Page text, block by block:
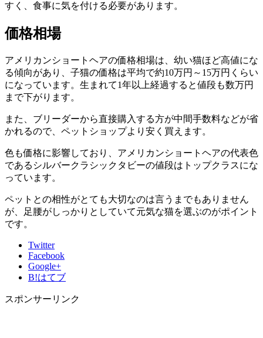
すく 、食事に気を付ける必要があります。
価格相場
アメリカンショートヘアの価格相場は、幼い猫ほど高値にな
る傾向があり、子猫の価格は平均で約10万円～15万円くらい
になっています。生まれて1年以上経過すると値段も数万円
まで下がります。
また、ブリーダーから直接購入する方が中間手数料などが省
かれるので、ペットショップより安く買えます。
色も価格に影響しており、アメリカンショートヘアの代表色
であるシルバークラシックタビーの値段はトップクラスにな
っています。
ペットとの相性がとても大切なのは言うまでもありません
が、足腰がしっかりとしていて元気な猫を選ぶのがポイント
です。
Twitter
Facebook
Google+
B!はてブ
スポンサーリンク